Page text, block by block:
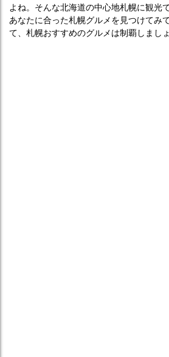
よね。そんな北海道の中心地札幌に観光
あなたに合った札幌グルメを見つけてみ
て、札幌おすすめのグルメは制覇しまし